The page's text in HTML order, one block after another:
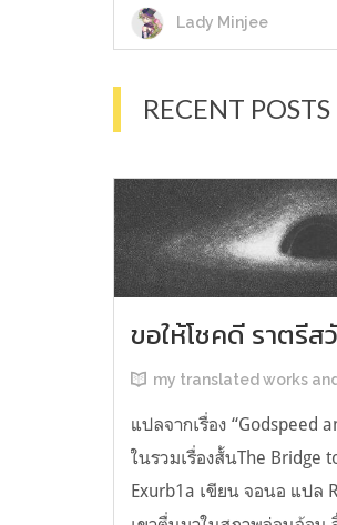
ลนจะสอบแต่ไม่รู้ต้องเริ่มต
ข้อมูลเพิ่มเติมมาเสริมความ
Lady Minjee
RECENT POSTS
ขอให้โชคดี ราตรีส
my translated works
แปลจากเรื่อง “Godspeed
ในรวมเรื่องสั้นThe Bridge
Exurb1a เขียน จอนอ แปล